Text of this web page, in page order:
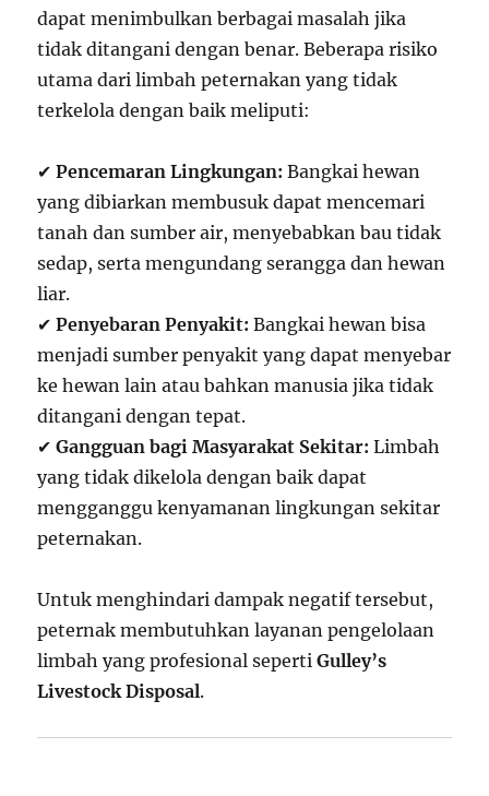
dapat menimbulkan berbagai masalah jika
tidak ditangani dengan benar. Beberapa risiko
utama dari limbah peternakan yang tidak
terkelola dengan baik meliputi:
✔Pencemaran Lingkungan: Bangkai hewan
yang dibiarkan membusuk dapat mencemari
tanah dan sumber air, menyebabkan bau tidak
sedap, serta mengundang serangga dan hewan
liar.
✔Penyebaran Penyakit: Bangkai hewan bisa
menjadi sumber penyakit yang dapat menyebar
ke hewan lain atau bahkan manusia jika tidak
ditangani dengan tepat.
✔Gangguan bagi Masyarakat Sekitar: Limbah
yang tidak dikelola dengan baik dapat
mengganggu kenyamanan lingkungan sekitar
peternakan.
Untuk menghindari dampak negatif tersebut,
peternak membutuhkan layanan pengelolaan
limbah yang profesional sepertiGulley’s
Livestock Disposal.